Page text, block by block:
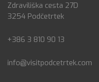
Zdraviliška cesta 27D
3254 Podčetrtek
+386 3 810 90 13
info@visitpodcetrtek.com